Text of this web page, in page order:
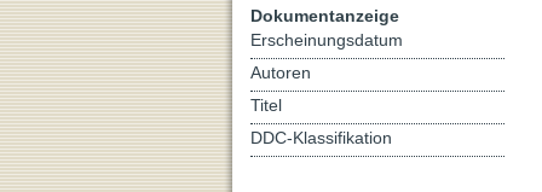
Dokumentanzeige
Erscheinungsdatum
Autoren
Titel
DDC-Klassifikation